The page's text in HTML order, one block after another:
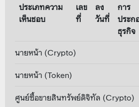
ประเภทความ
เห็นชอบ
เลข
ที่
ลง
วันที่
การ
ประก
ธุรกิจ
นายหน้า (Crypto)
นายหน้า (Token)
ศูนย์ซื้อขายสินทรัพย์ดิจิทัล (Crypto)